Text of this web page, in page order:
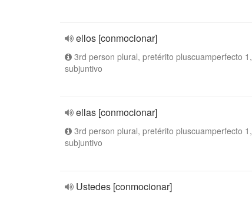
ellos [conmocionar]
3rd person plural, pretérito pluscuamperfecto 1,
subjuntivo
ellas [conmocionar]
3rd person plural, pretérito pluscuamperfecto 1,
subjuntivo
Ustedes [conmocionar]